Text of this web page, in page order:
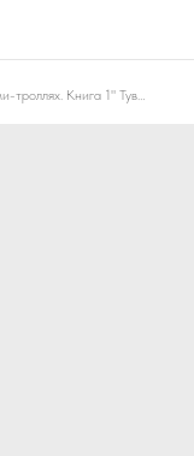
"Всё о Муми-троллях. Книга 1" Туве Янссон